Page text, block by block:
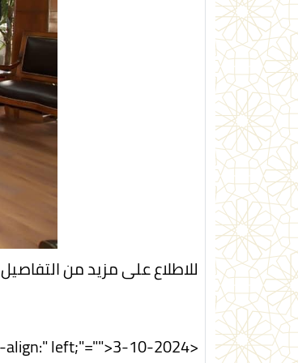
للاطلاع على مزيد من التفاصيل
<div style="&quot;text-align:" left;"="">3-10-2024